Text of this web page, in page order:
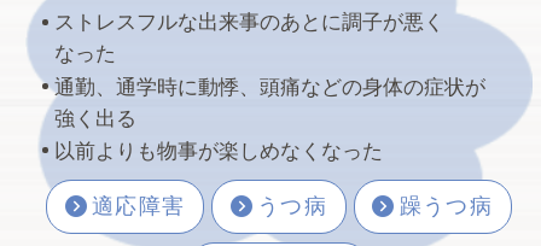
出かける前にいつもアレクサに向かって「今
日の運勢を教えて」と話しかけていたのです
が、この星占いサービスが6月30…
2026.07.04
ストローは下まで届きません
ストレスフルな出来事のあとに調子が悪く
なった
通勤、通学時に動悸、頭痛などの身体の症状が
強く出る
以前よりも物事が楽しめなくなった
適応障害 うつ病 躁うつ病